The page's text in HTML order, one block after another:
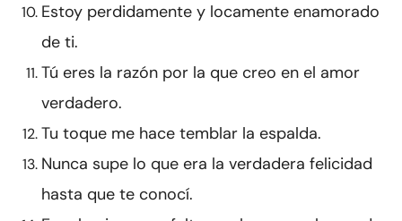
Estoy perdidamente y locamente enamorado
de ti.
Tú eres la razón por la que creo en el amor
verdadero.
Tu toque me hace temblar la espalda.
Nunca supe lo que era la verdadera felicidad
hasta que te conocí.